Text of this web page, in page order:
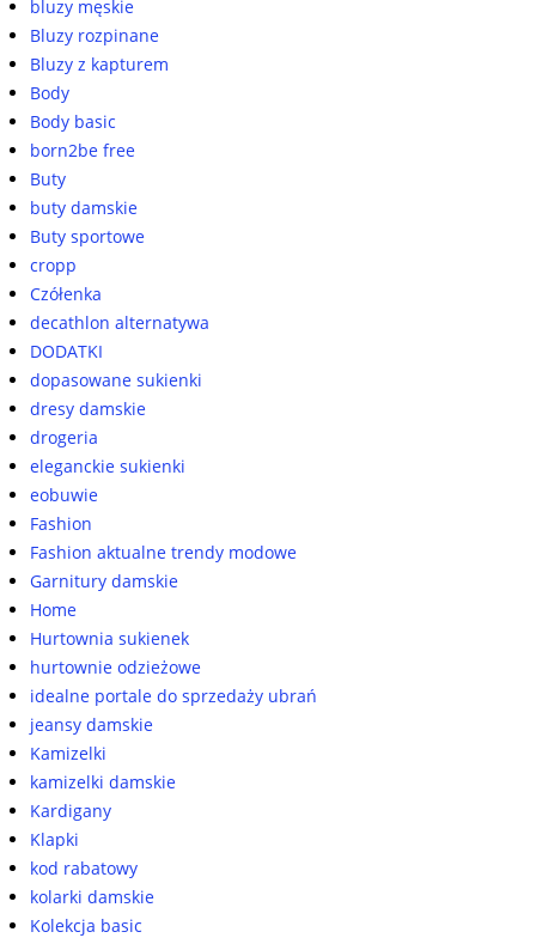
bluzy męskie
Bluzy rozpinane
Bluzy z kapturem
Body
Body basic
born2be free
Buty
buty damskie
Buty sportowe
cropp
Czółenka
decathlon alternatywa
DODATKI
dopasowane sukienki
dresy damskie
drogeria
eleganckie sukienki
eobuwie
Fashion
Fashion aktualne trendy modowe
Garnitury damskie
Home
Hurtownia sukienek
hurtownie odzieżowe
idealne portale do sprzedaży ubrań
jeansy damskie
Kamizelki
kamizelki damskie
Kardigany
Klapki
kod rabatowy
kolarki damskie
Kolekcja basic